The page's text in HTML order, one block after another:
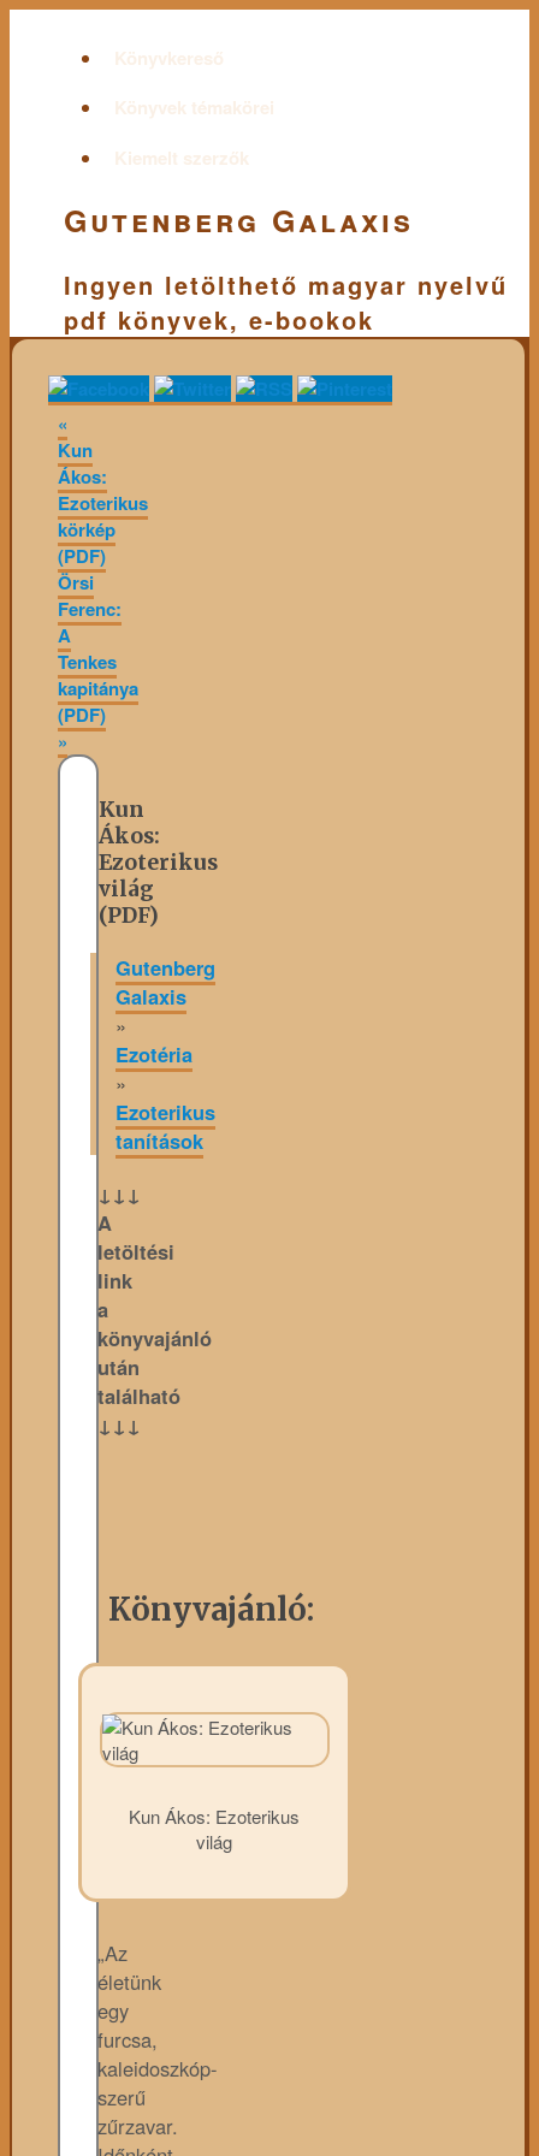
Könyvkereső
Könyvek témakörei
Kiemelt szerzők
Gutenberg Galaxis
Ingyen letölthető magyar nyelvű
pdf könyvek, e-bookok
«
Kun
Ákos:
Ezoterikus
körkép
(PDF)
Örsi
Ferenc:
A
Tenkes
kapitánya
(PDF)
»
Kun
Ákos:
Ezoterikus
világ
(PDF)
Gutenberg
Galaxis
»
Ezotéria
»
Ezoterikus
tanítások
↓↓↓
A
letöltési
link
a
könyvajánló
után
található
↓↓↓
Könyvajánló:
Kun Ákos: Ezoterikus
világ
„Az
életünk
egy
furcsa,
kaleidoszkóp-
szerű
zűrzavar.